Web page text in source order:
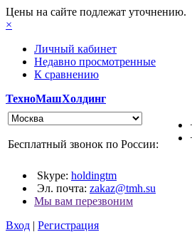
Цены на сайте подлежат уточнению.
×
Личный кабинет
Недавно просмотренные
К сравнению
ТехноМашХолдинг
Бесплатный звонок по России:
Skype: holdingtm
Эл. почта: zakaz@tmh.su
Мы вам перезвоним
Вход | Регистрация